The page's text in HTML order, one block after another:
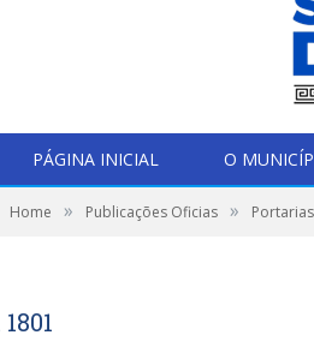
PÁGINA INICIAL O
Home » Publicações Oficias » Portarias